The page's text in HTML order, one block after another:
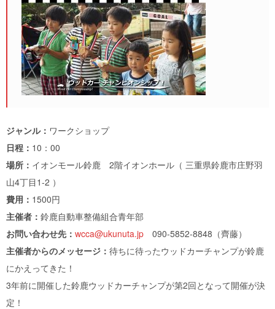
ジャンル： ワークショップ
日程： 10：00
場所： イオンモール鈴鹿 2階イオンホール（ 三重県鈴鹿市庄野羽
山4丁目1-2 ）
費用： 1500円
主催者： 鈴鹿自動車整備組合青年部
お問い合わせ先： wcca@ukunuta.jp 090-5852-8848（齊藤）
主催者からのメッセージ： 待ちに待ったウッドカーチャンプが鈴鹿
にかえってきた！
3年前に開催した鈴鹿ウッドカーチャンプが第2回となって開催が決
定！